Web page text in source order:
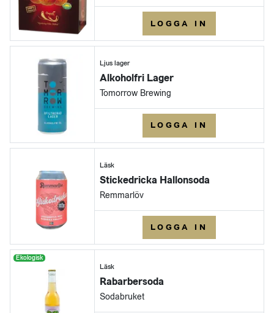
LOGGA IN
Ljus lager
Alkoholfri Lager
Tomorrow Brewing
LOGGA IN
Läsk
Stickedricka Hallonsoda
Remmarlöv
LOGGA IN
Ekologisk
Läsk
Rabarbersoda
Sodabruket